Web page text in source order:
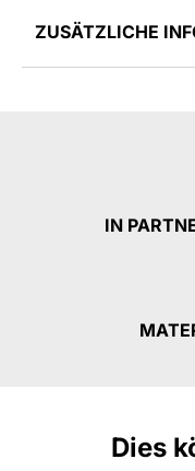
ZUSÄTZLICHE
IN
Dies